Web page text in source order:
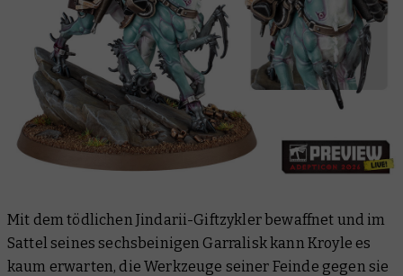
Mit dem tödlichen Jindarii-Giftzykler bewaffnet und im
Sattel seines sechsbeinigen Garralisk kann Kroyle es
kaum erwarten, die Werkzeuge seiner Feinde gegen sie